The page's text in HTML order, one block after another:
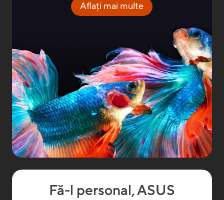
Aflați mai multe
Fă-l personal, ASUS